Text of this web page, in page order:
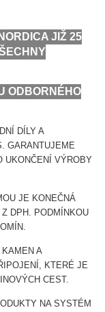
JIŽ 25
ODBORNÉHO
DÍLY A
GARANTUJEME
UKONČENÍ VÝROBY
JE KONEČNÁ
DPH. PODMÍNKOU
A
KTERÉ JE
CEST.
NA SYSTÉM